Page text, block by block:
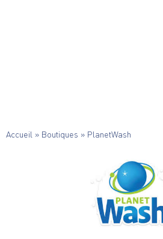
Accueil » Boutiques » PlanetWash